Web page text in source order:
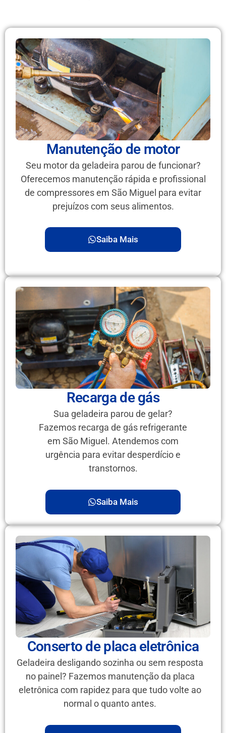
Manutenção de motor
Seu motor da geladeira parou de funcionar?
Oferecemos manutenção rápida e profissional
de compressores em São Miguel para evitar
prejuízos com seus alimentos.
Saiba Mais
Recarga de gás
Sua geladeira parou de gelar?
Fazemos recarga de gás refrigerante
em São Miguel. Atendemos com
urgência para evitar desperdício e
transtornos.
Saiba Mais
Conserto de placa eletrônica
Geladeira desligando sozinha ou sem resposta
no painel? Fazemos manutenção da placa
eletrônica com rapidez para que tudo volte ao
normal o quanto antes.